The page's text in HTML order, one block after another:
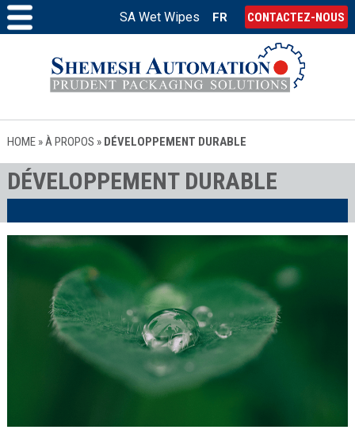
SA Wet Wipes FR CONTACTEZ-NOUS
HOME»À PROPOS » DÉVELOPPEMENT DURABLE
DÉVELOPPEMENT DURABLE